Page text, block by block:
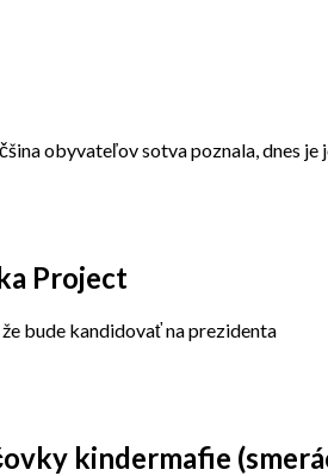
obyvateľov sotva poznala, dnes je
Project
bude kandidovať na prezidenta
kindermafie